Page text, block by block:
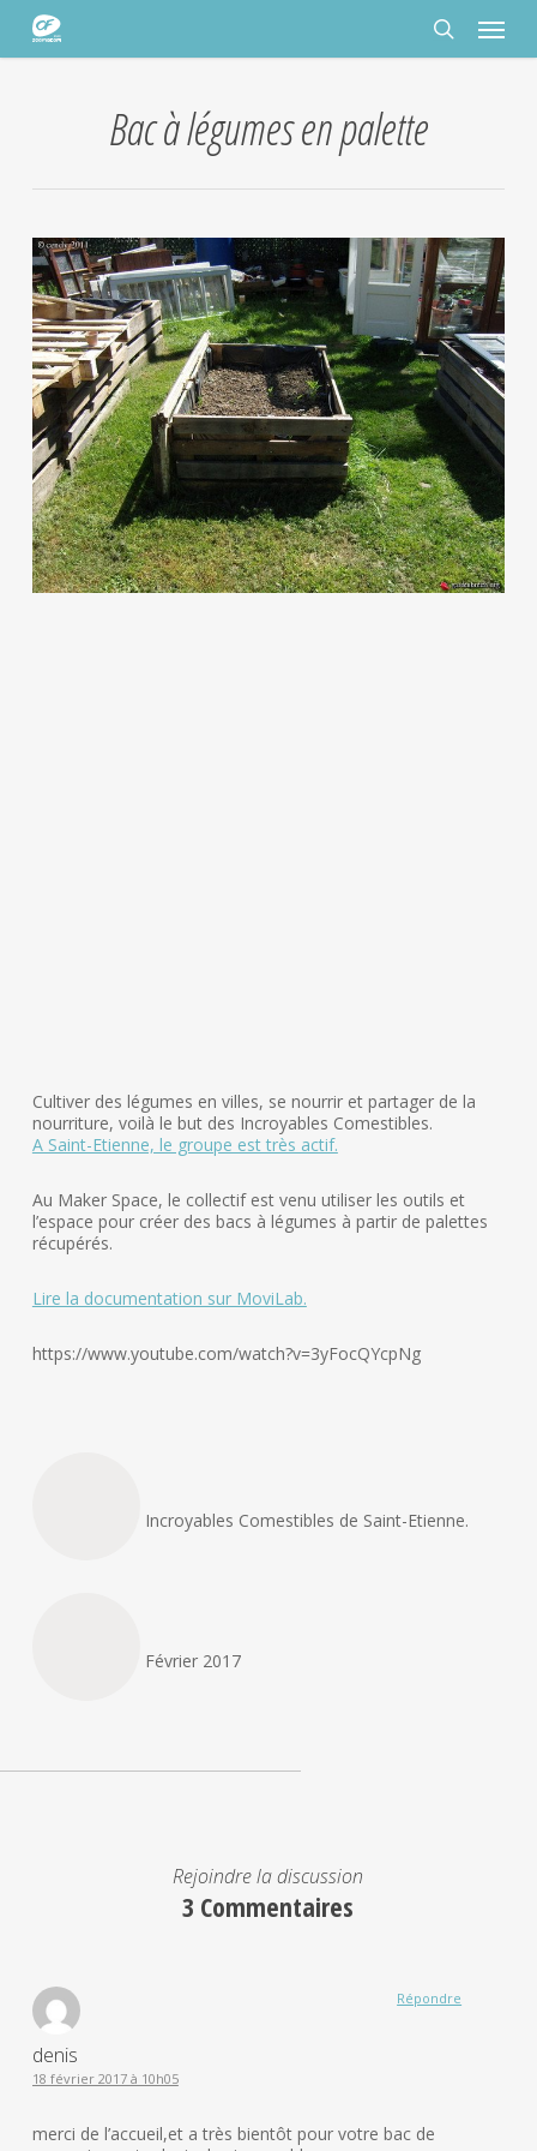
Panneau de gestion des cookies
Passer
contenu
rechercher
Menu
Bac à légumes en palette
Cultiver des légumes en villes, se nourrir et partager de la
nourriture, voilà le but des Incroyables Comestibles.
A Saint-Etienne, le groupe est très actif.
Au Maker Space, le collectif est venu utiliser les outils et
l’espace pour créer des bacs à légumes à partir de palettes
récupérés.
Lire la documentation sur MoviLab.
https://www.youtube.com/watch?v=3yFocQYcpNg
Incroyables Comestibles de Saint-Etienne.
Février 2017
Rejoindre la discussion
3 Commentaires
denis
18 février 2017 à 10h05
merci de l’accueil,et a très bientôt pour votre bac de
Répondre